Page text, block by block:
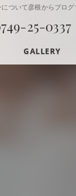
ついて彦根からブロ
25-0337
GALLERY